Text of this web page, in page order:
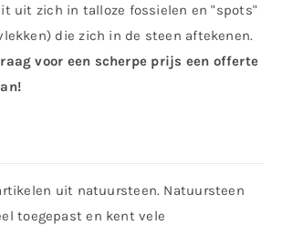
uit zich in talloze fossielen en "spots"
die zich in de steen aftekenen.
voor een scherpe prijs een offerte
uit natuursteen. Natuursteen
toegepast en kent vele